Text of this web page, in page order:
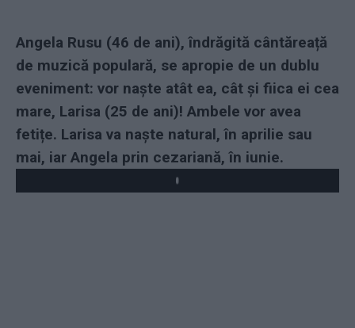
Angela Rusu (46 de ani), îndrăgită cântăreață
de muzică populară, se apropie de un dublu
eveniment: vor naște atât ea, cât și fiica ei cea
mare, Larisa (25 de ani)! Ambele vor avea
fetițe. Larisa va naște natural, în aprilie sau
mai, iar Angela prin cezariană, în iunie.
Play